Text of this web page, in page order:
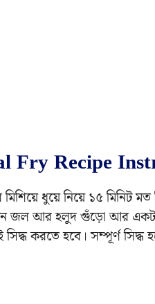
Fry Recipe
ধুয়ে নিয়ে ১৫ মিনিট
জল আর হলুদ গুঁড়ো আর
করতে হবে। সম্পূর্ণ সিদ্ধ